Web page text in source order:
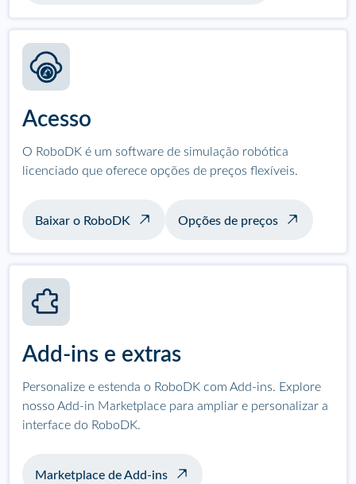
Acesso
O RoboDK é um software de simulação robótica
licenciado que oferece opções de preços flexíveis.
Baixar o RoboDK Opções de preços
Add-ins e extras
Personalize e estenda o RoboDK com Add-ins. Explore
nosso Add-in Marketplace para ampliar e personalizar a
interface do RoboDK.
Marketplace de Add-ins